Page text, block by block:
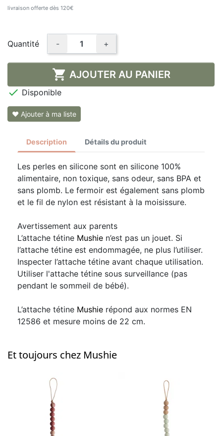
livraison offerte dès 120€
Quantité - +
 AJOUTER AU PANIER
 Disponible
❤ Ajouter à ma liste
Description Détails du produit
Les perles en silicone sont en silicone 100%
alimentaire, non toxique, sans odeur, sans BPA et
sans plomb. Le fermoir est également sans plomb
et le fil de nylon est résistant à la moisissure.
Avertissement aux parents
L’attache tétine Mushie n’est pas un jouet. Si
l’attache tétine est endommagée, ne plus l’utiliser.
Inspecter l’attache tétine avant chaque utilisation.
Utiliser l'attache tétine sous surveillance (pas
pendant le sommeil de bébé).
L’attache tétine Mushie répond aux normes EN
12586 et mesure moins de 22 cm.
Et toujours chez Mushie